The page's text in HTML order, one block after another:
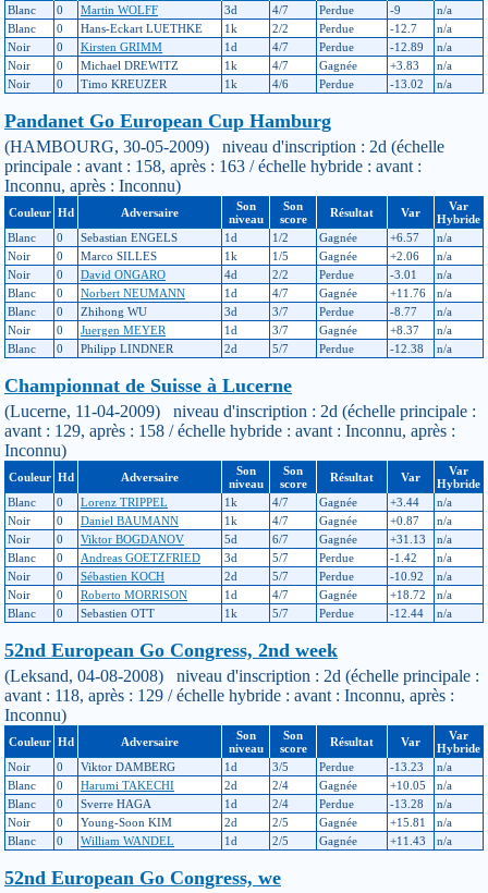
Blanc
0 Martin WOLFF 3d 4/7 Perdue -9
n/a
Blanc
0 Hans-Eckart LUETHKE 1k 2/2 Perdue -12.7
n/a
Noir
0 Kirsten GRIMM 1d 4/7 Perdue -12.89
n/a
Noir
0 Michael DREWITZ 1k 4/7 Gagnée +3.83
n/a
Noir
0 Timo KREUZER 1k 4/6 Perdue -13.02 n/a
Pandanet Go European Cup Hamburg
(HAMBOURG, 30-05-2009) niveau d'inscription : 2d (échelle
principale : avant : 158, après : 163 / échelle hybride : avant :
Inconnu, après : Inconnu)
Couleur Hd Adversaire
Son
niveau
Son
score
Résultat Var
Var
Hybride
Blanc
0 Sebastian ENGELS 1d 1/2 Gagnée +6.57
n/a
Noir
0 Marco SILLES 1k 1/5 Gagnée +2.06
n/a
Noir
0 David ONGARO 4d 2/2 Perdue -3.01
n/a
Blanc
0 Norbert NEUMANN 1d 4/7 Gagnée +11.76
n/a
Blanc
0 Zhihong WU 3d 3/7 Perdue -8.77
n/a
Noir
0 Juergen MEYER 1d 3/7 Gagnée +8.37
n/a
Blanc
0 Philipp LINDNER 2d 5/7 Perdue -12.38 n/a
Championnat de Suisse à Lucerne
(Lucerne, 11-04-2009) niveau d'inscription : 2d (échelle principale :
avant : 129, après : 158 / échelle hybride : avant : Inconnu, après :
Inconnu)
Couleur Hd Adversaire
Son
niveau
Son
score
Résultat Var
Var
Hybride
Blanc
0 Lorenz TRIPPEL 1k 4/7 Gagnée +3.44
n/a
Noir
0 Daniel BAUMANN 1k 4/7 Gagnée +0.87
n/a
Noir
0 Viktor BOGDANOV 5d 6/7 Gagnée +31.13
n/a
Blanc
0 Andreas GOETZFRIED 3d 5/7 Perdue -1.42
n/a
Noir
0 Sébastien KOCH 2d 5/7 Perdue -10.92
n/a
Noir
0 Roberto MORRISON 1d 4/7 Gagnée +18.72
n/a
Blanc
0 Sebastien OTT 1k 5/7 Perdue -12.44 n/a
52nd European Go Congress, 2nd week
(Leksand, 04-08-2008) niveau d'inscription : 2d (échelle principale :
avant : 118, après : 129 / échelle hybride : avant : Inconnu, après :
Inconnu)
Couleur Hd Adversaire
Son
niveau
Son
score
Résultat Var
Var
Hybride
Noir
0 Viktor DAMBERG 1d 3/5 Perdue -13.23
n/a
Blanc
0 Harumi TAKECHI 2d 2/4 Gagnée +10.05
n/a
Blanc
0 Sverre HAGA 1d 2/4 Perdue -13.28
n/a
Noir
0 Young-Soon KIM 2d 2/5 Gagnée +15.81
n/a
Blanc
0 William WANDEL 1d 2/5 Gagnée +11.43 n/a
52nd European Go Congress, we